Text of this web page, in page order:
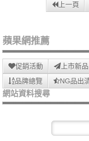
上一頁
蘋果網推薦
促銷活動 上市新品
品牌總覽
NG品出
網站資料搜尋